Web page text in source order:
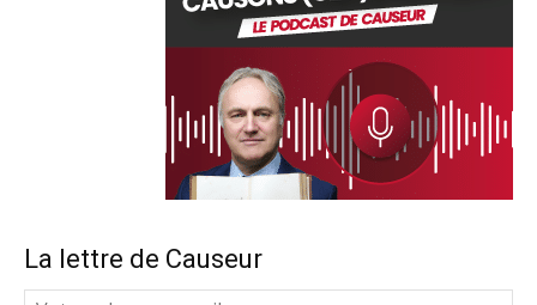
La lettre de Causeur